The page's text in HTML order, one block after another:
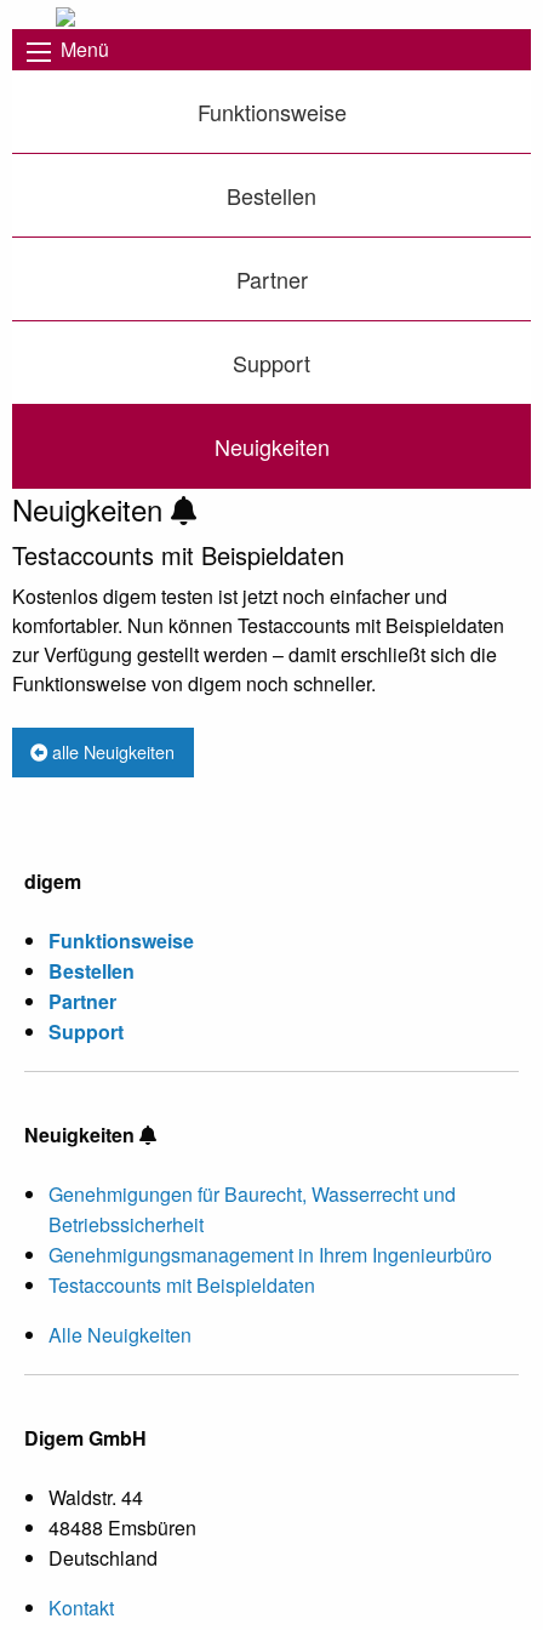
Menü
Funktionsweise
Bestellen
Partner
Support
Neuigkeiten
Neuigkeiten
Testaccounts mit Beispieldaten
Kostenlos digem testen ist jetzt noch einfacher und
komfortabler. Nun können Testaccounts mit Beispieldaten
zur Verfügung gestellt werden – damit erschließt sich die
Funktionsweise von digem noch schneller.
alle Neuigkeiten
digem
Funktionsweise
Bestellen
Partner
Support
Neuigkeiten
Genehmigungen für Baurecht, Wasserrecht und
Betriebssicherheit
Genehmigungsmanagement in Ihrem Ingenieurbüro
Testaccounts mit Beispieldaten
Alle Neuigkeiten
Digem GmbH
Waldstr. 44
48488 Emsbüren
Deutschland
Kontakt